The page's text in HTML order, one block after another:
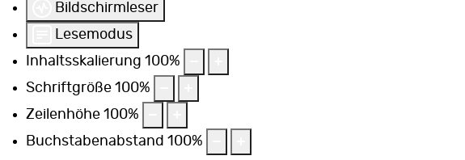
Bildschirmleser
Lesemodus
Inhaltsskalierung 100%
Schriftgröße 100%
Zeilenhöhe 100%
Buchstabenabstand 100%